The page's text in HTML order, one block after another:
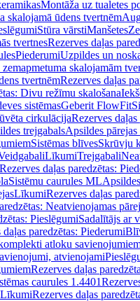
Montāža uz tualetes
skalojamā ūdens tvertnēm
Stūra vārstiManšetes
tvertnesRezerves daļas
PiederumiUzpildes un
skalojamām
tvertnēmRezerves daļas
Divu režīmu skalošana
sistēmasGeberit FlowFit
cirkulācijaRezerves
trejgabalsApsildes
Sistēmas blīvesSkrūvju
LīkumiTrejgabali
Rezerves daļas paredzētas:
Sistēmu caurules ML
LīkumiRezerves daļas
Neatvienojamas
PieslēgumiSadalītājs ar
daļas paredzētas: Piederumi
atloku
atvienojami
Rezerves daļas
caurules 1.4401
LīkumiRezerves daļas